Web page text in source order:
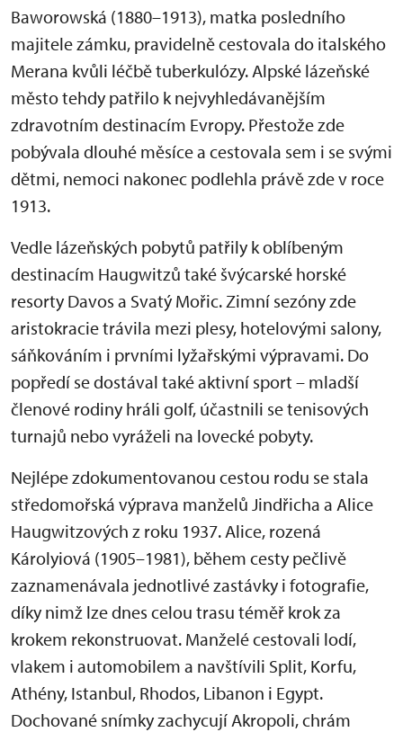
Baworowská (1880–1913), matka posledního
majitele zámku, pravidelně cestovala do italského
Merana kvůli léčbě tuberkulózy. Alpské lázeňské
město tehdy patřilo k nejvyhledávanějším
zdravotním destinacím Evropy. Přestože zde
pobývala dlouhé měsíce a cestovala sem i se svými
dětmi, nemoci nakonec podlehla právě zde v roce
1913.
Vedle lázeňských pobytů patřily k oblíbeným
destinacím Haugwitzů také švýcarské horské
resorty Davos a Svatý Mořic. Zimní sezóny zde
aristokracie trávila mezi plesy, hotelovými salony,
sáňkováním i prvními lyžařskými výpravami. Do
popředí se dostával také aktivní sport – mladší
členové rodiny hráli golf, účastnili se tenisových
turnajů nebo vyráželi na lovecké pobyty.
Nejlépe zdokumentovanou cestou rodu se stala
středomořská výprava manželů Jindřicha a Alice
Haugwitzových z roku 1937. Alice, rozená
Károlyiová (1905–1981), během cesty pečlivě
zaznamenávala jednotlivé zastávky i fotografie,
díky nimž lze dnes celou trasu téměř krok za
krokem rekonstruovat. Manželé cestovali lodí,
vlakem i automobilem a navštívili Split, Korfu,
Athény, Istanbul, Rhodos, Libanon i Egypt.
Dochované snímky zachycují Akropoli, chrám